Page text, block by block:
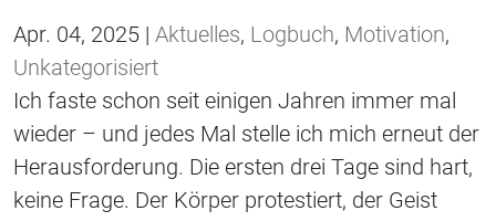
Apr. 04, 2025 | Aktuelles, Logbuch, Motivation,
Unkategorisiert
Ich faste schon seit einigen Jahren immer mal
wieder – und jedes Mal stelle ich mich erneut der
Herausforderung. Die ersten drei Tage sind hart,
keine Frage. Der Körper protestiert, der Geist